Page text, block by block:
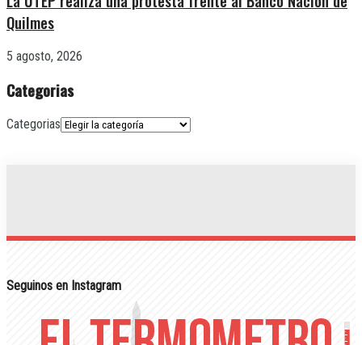
Quilmes
5 agosto, 2026
Categorias
Categorias
Seguinos en Instagram